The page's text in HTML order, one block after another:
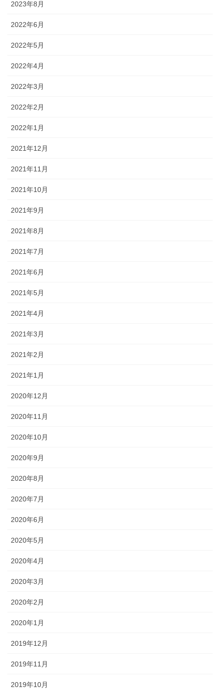
2023年8月
2022年6月
2022年5月
2022年4月
2022年3月
2022年2月
2022年1月
2021年12月
2021年11月
2021年10月
2021年9月
2021年8月
2021年7月
2021年6月
2021年5月
2021年4月
2021年3月
2021年2月
2021年1月
2020年12月
2020年11月
2020年10月
2020年9月
2020年8月
2020年7月
2020年6月
2020年5月
2020年4月
2020年3月
2020年2月
2020年1月
2019年12月
2019年11月
2019年10月